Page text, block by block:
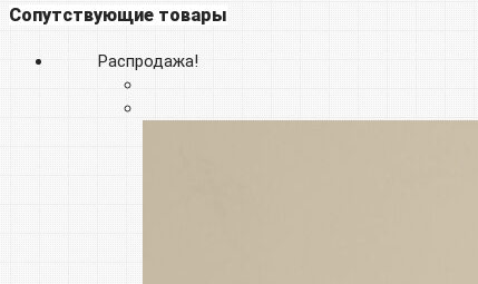
Сопутствующие товары
Распродажа!